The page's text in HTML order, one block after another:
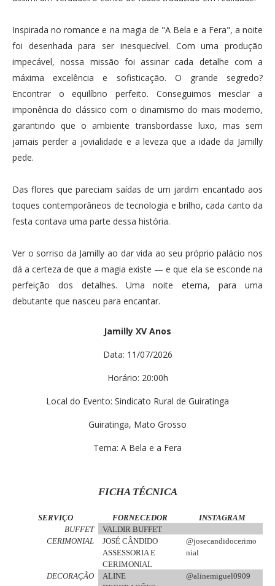
Inspirada no romance e na magia de "A Bela e a Fera", a noite
foi desenhada para ser inesquecível. Com uma produção
impecável, nossa missão foi assinar cada detalhe com a
máxima excelência e sofisticação. O grande segredo?
Encontrar o equilíbrio perfeito. Conseguimos mesclar a
imponência do clássico com o dinamismo do mais moderno,
garantindo que o ambiente transbordasse luxo, mas sem
jamais perder a jovialidade e a leveza que a idade da Jamilly
pede.
Das flores que pareciam saídas de um jardim encantado aos
toques contemporâneos de tecnologia e brilho, cada canto da
festa contava uma parte dessa história.
Ver o sorriso da Jamilly ao dar vida ao seu próprio palácio nos
dá a certeza de que a magia existe — e que ela se esconde na
perfeição dos detalhes. Uma noite eterna, para uma
debutante que nasceu para encantar.
Jamilly XV Anos
Data: 11/07/2026
Horário: 20:00h
Local do Evento: Sindicato Rural de Guiratinga
Guiratinga, Mato Grosso
Tema: A Bela e a Fera
FICHA TÉCNICA
SERVIÇO FORNECEDOR
INSTAGRAM
BUFFET
VALDIR BUFFET
CERIMONIAL
JOSÉ CÂNDIDO
ASSESSORIA E
CERIMONIAL
@josecandidocerimo
nial
DECORAÇÃO
ALINE
@alinemiguel0909